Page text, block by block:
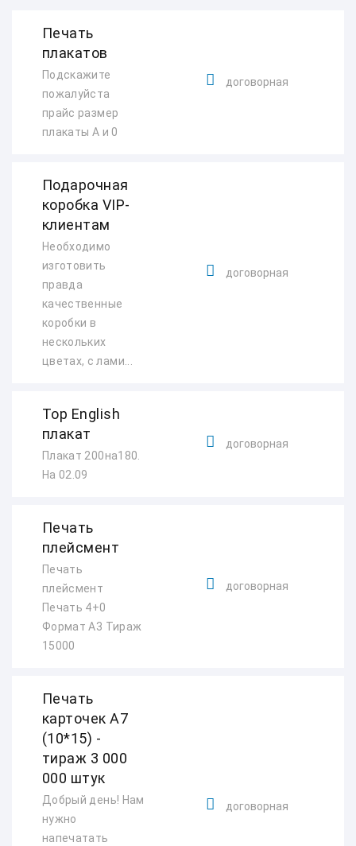
Печать
плакатов
Подскажите
пожалуйста
прайс размер
плакаты А и 0
договорная
Подарочная
коробка VIP-
клиентам
Необходимо
изготовить
правда
качественные
коробки в
нескольких
цветах, с лами...
договорная
Top English
плакат
Плакат 200на180.
На 02.09
договорная
Печать
плейсмент
Печать
плейсмент
Печать 4+0
Формат А3 Тираж
15000
договорная
Печать
карточек А7
(10*15) -
тираж 3 000
000 штук
Добрый день! Нам
нужно
напечатать
договорная